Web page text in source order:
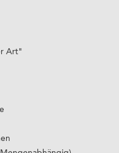
Art"